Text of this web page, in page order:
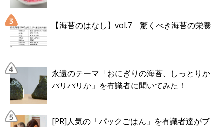
【海苔のはなし】vol.7 驚くべき海苔の栄養
永遠のテーマ「おにぎりの海苔、しっとりか
パリパリか」を有識者に聞いてみた！
[PR]人気の「パックごはん」を有識者達がブ